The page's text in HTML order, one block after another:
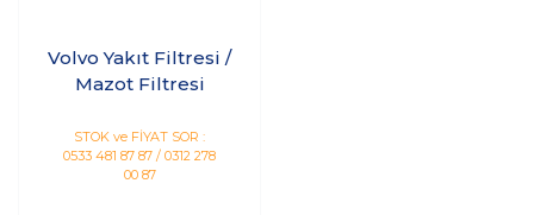
Volvo Yakıt Filtresi /
Mazot Filtresi
STOK ve FİYAT SOR :
0533 481 87 87 / 0312 278
00 87